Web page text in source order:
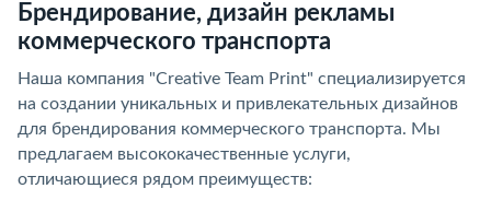
Брендирование, дизайн рекламы
коммерческого транспорта
Наша компания "Creative Team Print" специализируется
на создании уникальных и привлекательных дизайнов
для брендирования коммерческого транспорта. Мы
предлагаем высококачественные услуги,
отличающиеся рядом преимуществ: